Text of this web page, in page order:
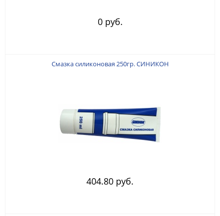
0 руб.
Смазка силиконовая 250гр. СИНИКОН
404.80 руб.